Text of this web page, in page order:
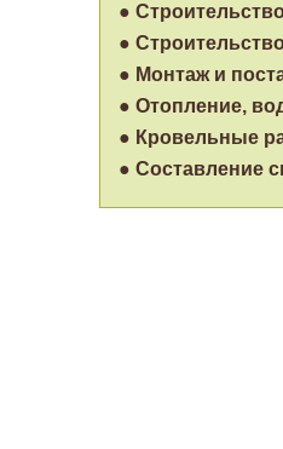
●
●
● Монтаж и
● Отопление,
● Кровельные
● Составление